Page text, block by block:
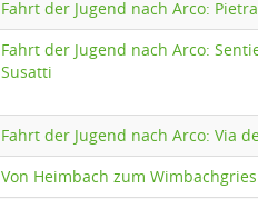
Fahrt der Jugend nach Arco:
Fahrt der Jugend nach Arco:
Susatti
Fahrt der Jugend nach Arco: Via
Von Heimbach zum Wimbachgries